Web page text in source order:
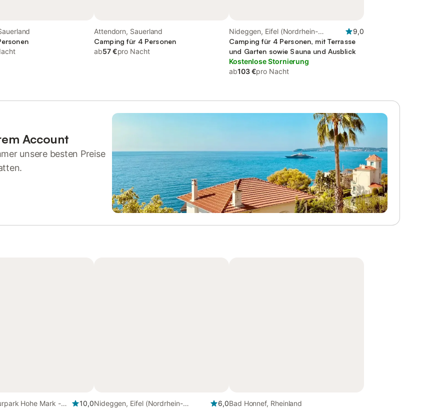
Attendorn, Sauerland
Camping für 4 Personen
ab57 €pro Nacht
Nideggen, Eifel (Nordrhein-
Westfalen)
9,0
Camping für 4 Personen, mit Terrasse
und Garten sowie Sauna und Ausblick
Kostenlose Stornierung
ab103 €pro Nacht
Account
unsere besten Preise
Hohe Mark -
10,0Nideggen, Eifel (Nordrhein-
6,0Bad Honnef, Rheinland